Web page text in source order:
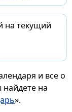
на текущий
и все о
на
».